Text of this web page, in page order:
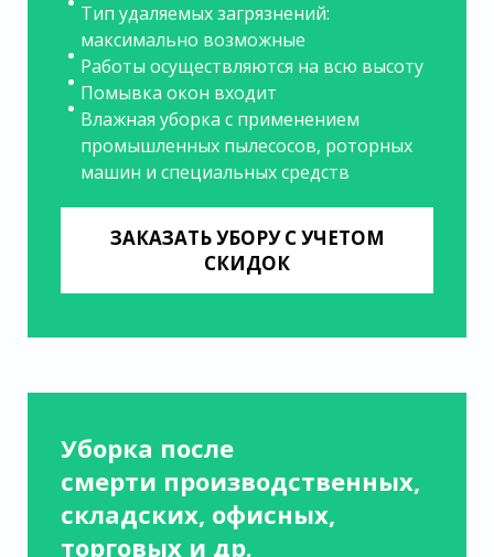
Тип удаляемых загрязнений:
максимально возможные
Работы осуществляются на всю высоту
Помывка окон входит
Влажная уборка с применением
промышленных пылесосов, роторных
машин и специальных средств
ЗАКАЗАТЬ УБОРУ С УЧЕТОМ
СКИДОК
Уборка после
смерти производственных,
складских, офисных,
торговых и др.